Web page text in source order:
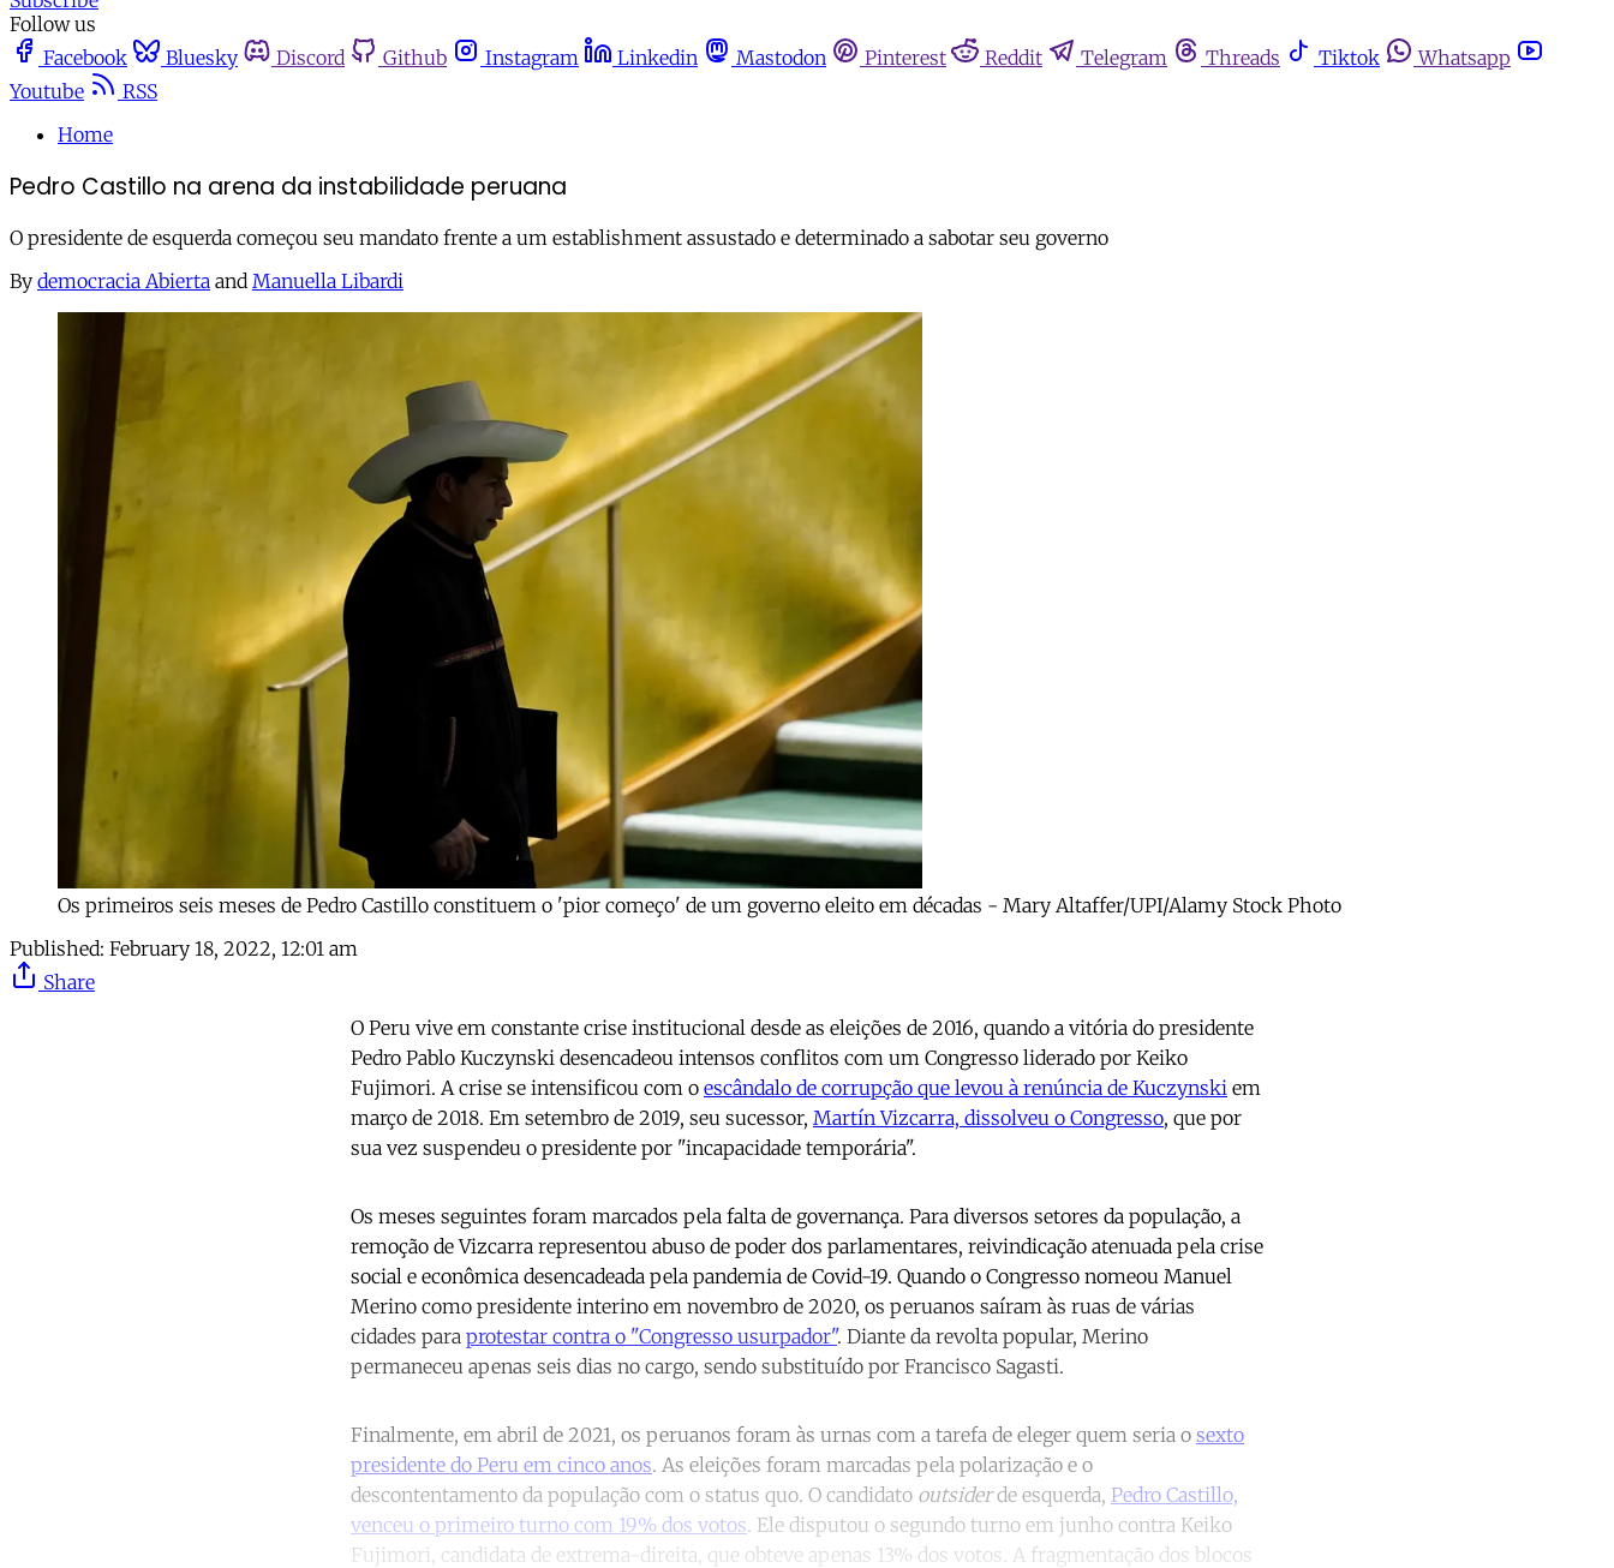
Follow us
Facebook
Bluesky Discord Github Instagram Linkedin Mastodon Pinterest Reddit Telegram Threads Tiktok
Whatsapp
Youtube
RSS
Home
Pedro Castillo na arena da instabilidade peruana
O presidente de esquerda começou seu mandato frente a um establishment assustado e determinado a sabotar seu governo
By democracia Abierta and Manuella Libardi
Os primeiros seis meses de Pedro Castillo constituem o 'pior começo' de um governo eleito em décadas - Mary Altaffer/UPI/Alamy Stock Photo
Published: February 18, 2022, 12:01 am
Share
O Peru vive em constante crise institucional desde as eleições de 2016, quando a vitória do presidente
Pedro Pablo Kuczynski desencadeou intensos conflitos com um Congresso liderado por Keiko
Fujimori. A crise se intensificou com o escândalo de corrupção que levou à renúncia de Kuczynski em
março de 2018. Em setembro de 2019, seu sucessor, Martín Vizcarra, dissolveu o Congresso, que por
sua vez suspendeu o presidente por "incapacidade temporária".
Os meses seguintes foram marcados pela falta de governança. Para diversos setores da população, a
remoção de Vizcarra representou abuso de poder dos parlamentares, reivindicação atenuada pela crise
social e econômica desencadeada pela pandemia de Covid-19. Quando o Congresso nomeou Manuel
Merino como presidente interino em novembro de 2020, os peruanos saíram às ruas de várias
cidades para protestar contra o "Congresso usurpador". Diante da revolta popular, Merino
permaneceu apenas seis dias no cargo, sendo substituído por Francisco Sagasti.
Finalmente, em abril de 2021, os peruanos foram às urnas com a tarefa de eleger quem seria o sexto
presidente do Peru em cinco anos. As eleições foram marcadas pela polarização e o
descontentamento da população com o status quo. O candidato outsiderde esquerda, Pedro Castillo,
venceu o primeiro turno com 19% dos votos. Ele disputou o segundo turno em junho contra Keiko
Fujimori, candidata de extrema-direita, que obteve apenas 13% dos votos. A fragmentação dos blocos